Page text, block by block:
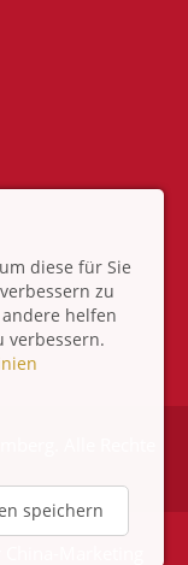
Alle Rechte
diese für Sie
zu
helfen
verbessern.
speichern